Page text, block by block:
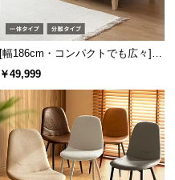
[幅186cm・コンパクトでも広々] 3
人掛けソファベッド リクライニン
￥49,999